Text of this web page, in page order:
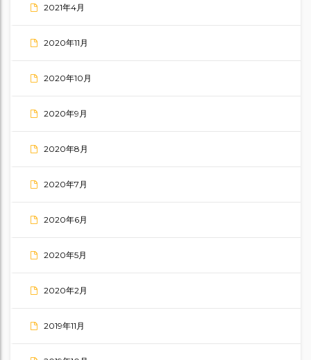
2021年4月
2020年11月
2020年10月
2020年9月
2020年8月
2020年7月
2020年6月
2020年5月
2020年2月
2019年11月